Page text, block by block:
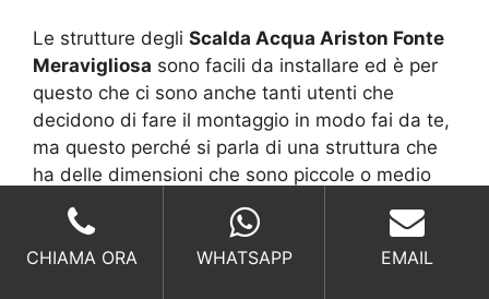
Le strutture degli Scalda Acqua Ariston Fonte
Meravigliosa sono facili da installare ed è per
questo che ci sono anche tanti utenti che
decidono di fare il montaggio in modo fai da te,
ma questo perché si parla di una struttura che
ha delle dimensioni che sono piccole o medio
piccole, con supporto a basamento oppure a
parete, ma dove si ha una buona spiegazione di
come poterli montare.
CHIAMA ORA WHATSAPP EMAIL